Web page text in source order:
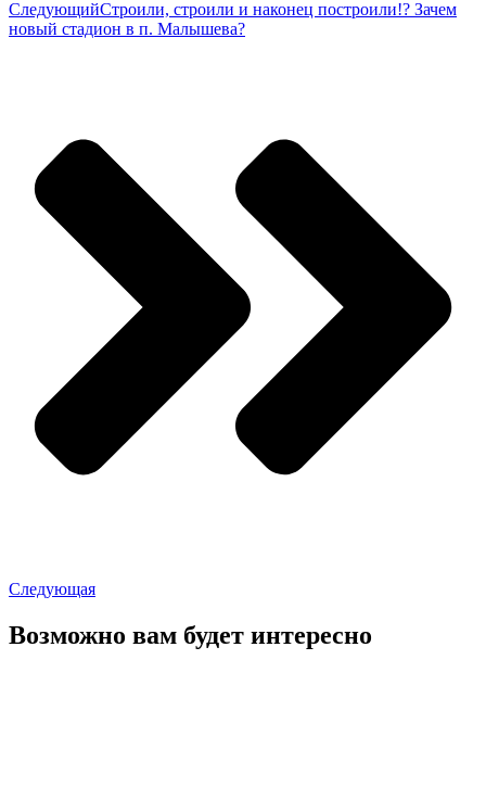
СледующийСтроили, строили и наконец построили!? Зачем
новый стадион в п. Малышева?
Следующая
Возможно вам будет интересно